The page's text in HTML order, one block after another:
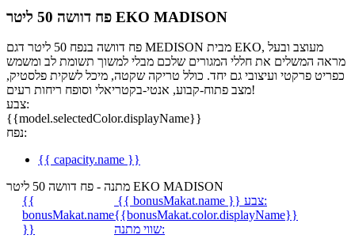
פח דוושה 50 ליטר EKO MADISON
פח דוושה בנפח 50 ליטר דגם MEDISON מבית EKO, מעוצב ובעל
מראה המשלים את חללי המגורים שלכם מבלי למשוך תשומת לב ומשמש
כפריט פרקטי ועיצובי גם יחד. כולל טריקה שקטה, מיכל לשקית פלסטיק,
מצב פתוח-קבוע, אנטי-בקטריאלי וסופח ריחות רעים!
צבע:
{{model.selectedColor.displayName}}
נפח:
{{ capacity.name }}
מתנה - פח דוושה 50 ליטר EKO MADISON
{{
bonusMakat.name
}}
{{ bonusMakat.name }}
צבע:
{{bonusMakat.color.displayName}}
שווי מתנה: